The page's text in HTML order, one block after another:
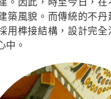
。因此，時至今日，在
築風貌。而傳統的不
用榫接結構，設計完全
中。